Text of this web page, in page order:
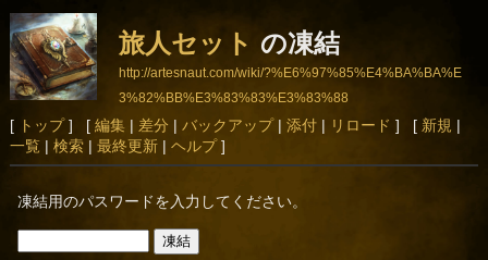
旅人セット の凍結
http://artesnaut.com/wiki/?%E6%97%85%E4%BA%BA%E
3%82%BB%E3%83%83%E3%83%88
[ トップ] [ 編集| 差分 | バックアップ| 添付| リロード ] [ 新規 |
一覧| 検索| 最終更新| ヘルプ]
凍結用のパスワードを入力してください。